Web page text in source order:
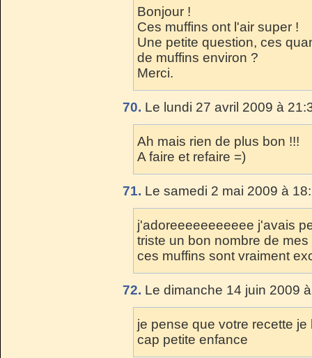
Bonjour !
Ces muffins ont l'air super !
Une petite question, ces
de muffins environ ?
Merci.
70. Le lundi 27 avril 2009 à
Ah mais rien de plus bon !!!
A faire et refaire =)
71. Le samedi 2 mai 2009 à
j'adoreeeeeeeeeee j'avais
triste un bon nombre de
ces muffins sont vraiment
72. Le dimanche 14 juin 2009
je pense que votre recette
cap petite enfance